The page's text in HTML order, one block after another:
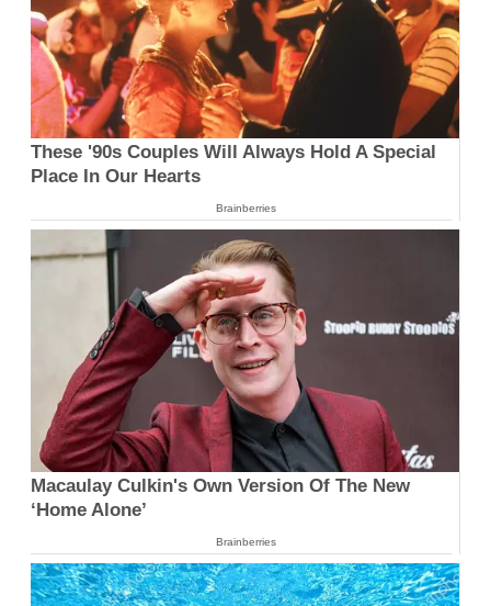
These '90s Couples Will Always Hold A Special
Place In Our Hearts
Brainberries
Macaulay Culkin's Own Version Of The New
‘Home Alone’
Brainberries